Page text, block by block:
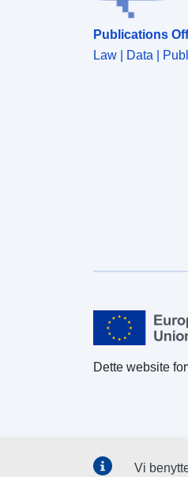
Publications
Law | Data |
Dette website
Vi